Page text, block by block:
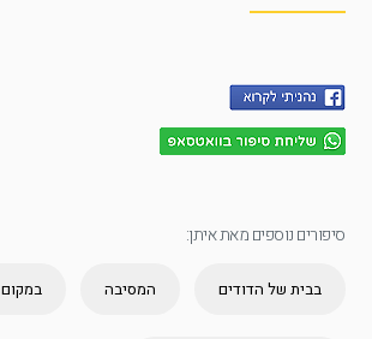
סיפורים נוספים מאת איתן:
בבית של הדודים המסיבה